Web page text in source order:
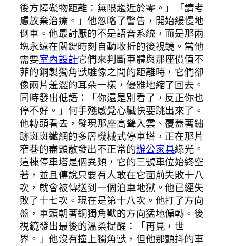
後方障礙物距離：無限趨近於零。」「請考
慮放棄治療。」他忽略了警告，開始緩慢地
倒車。他最討厭的不是語音系統，而是那兩
塊永遠在關鍵時刻自動收折的後視鏡。當他
需要室內設計它們來判斷車體與那座價值不
菲的銅製獨角獸雕像之間的距離時，它們卻
像兩片羞澀的耳朵一樣，優雅地縮了回去。
同時發出低語：「你還是別看了，反正你也
停不好。」何手殘感覺心臟快要跳出來了。
他轉頭看去，發現那座高聳入雲、覆蓋著鏽
跡斑斑鐵網的多層機械式停車塔，正在那片
窄巷的盡頭散發出不正常的辦公家具綠光。
這棟停車塔是個異類，它的三號車位始終空
著，並且傳說只要有人敢在它面前失敗十八
次，就會被傳送到一個泊車地獄。他已經失
敗了十七次。現在是第十八次。他打了方向
盤，車頭朝著銅獨角獸的方向猛地偏轉。後
視鏡發出最後的溫柔提醒：「再見，世
界。」他沒有撞上獨角獸，但他那顫抖的車